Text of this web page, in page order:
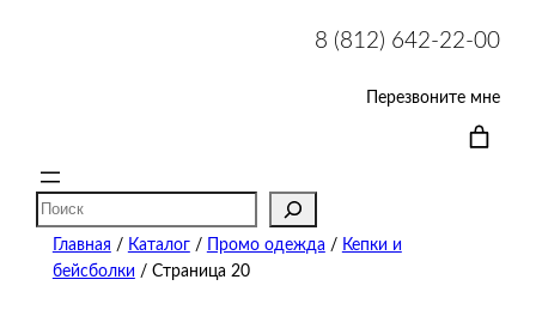
8 (812) 642-22-00
Перезвоните мне
Поиск
Главная / Каталог/ Промо одежда / Кепки и
бейсболки / Страница 20